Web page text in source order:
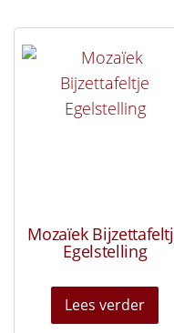
Mozaïek
Egelstelling
Lees verder